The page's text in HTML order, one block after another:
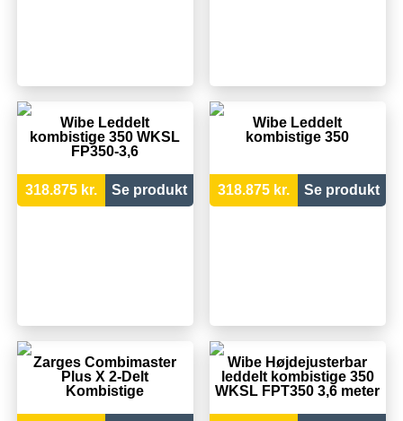
Wibe Leddelt
kombistige 350 WKSL
FP350-3,6
318.875 kr. Se produkt
Wibe Leddelt
kombistige 350
318.875 kr. Se produkt
Zarges Combimaster
Plus X 2-Delt
Kombistige
Wibe Højdejusterbar
leddelt kombistige 350
WKSL FPT350 3,6 meter